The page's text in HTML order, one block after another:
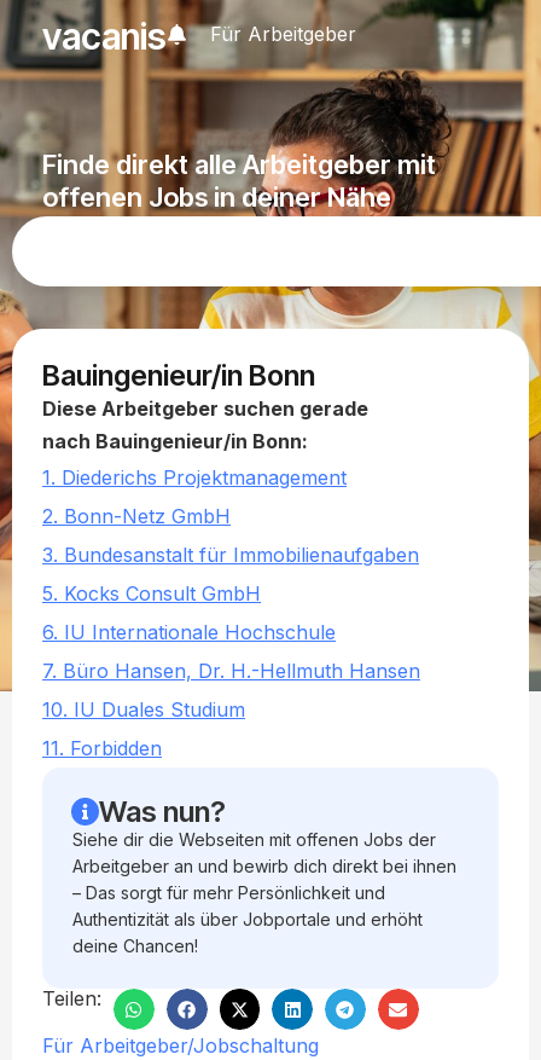
vacanis Für Arbeitgeber
Finde direkt alle Arbeitgeber mit
offenen Jobs in deiner Nähe
Bauingenieur/in Bonn
Diese Arbeitgeber suchen gerade
nach Bauingenieur/in Bonn:
1. Diederichs Projektmanagement
2. Bonn-Netz GmbH
3. Bundesanstalt für Immobilienaufgaben
5. Kocks Consult GmbH
6. IU Internationale Hochschule
7. Büro Hansen, Dr. H.-Hellmuth Hansen
10. IU Duales Studium
11. Forbidden
Was nun?
Siehe dir die Webseiten mit offenen Jobs der
Arbeitgeber an und bewirb dich direkt bei ihnen
– Das sorgt für mehr Persönlichkeit und
Authentizität als über Jobportale und erhöht
deine Chancen!
Teilen:
Für Arbeitgeber/Jobschaltung